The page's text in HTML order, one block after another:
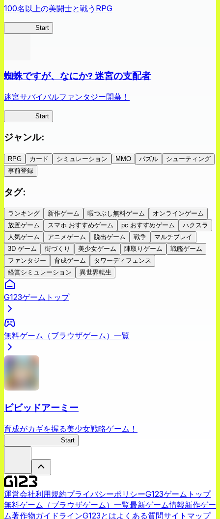
100名以上の美闘士と戦うRPG
Start
蜘蛛ですが、なにか? 迷宮の支配者
迷宮サバイバルファンタジー開幕！
Start
ジャンル:
RPG カード シミュレーション MMO パズル
シューティング
事前登録
タグ:
ランキング 新作ゲーム 暇つぶし無料ゲーム
オンラインゲーム
放置ゲーム
スマホ おすすめゲーム pc おすすめゲーム
ハクスラ
人気ゲーム
アニメゲーム 脱出ゲーム 戦争
マルチプレイ
3D ゲーム
街づくり 美少女ゲーム 陣取りゲーム
戦艦ゲーム
ファンタジー
育成ゲーム
タワーディフェンス
経営シミュレーション
異世界転生
G123ゲームトップ
無料ゲーム（ブラウザゲーム）一覧
ビビッドアーミー
育成がカギを握る美少女戦略ゲーム！
Start
運営会社利用規約プライバシーポリシーG123ゲームトップ
無料ゲーム（ブラウザゲーム）一覧最新ゲーム情報新作ゲー
ム著作物ガイドラインG123とはよくある質問サイトマップ